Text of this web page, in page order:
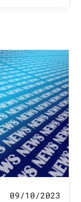
09/10/2023